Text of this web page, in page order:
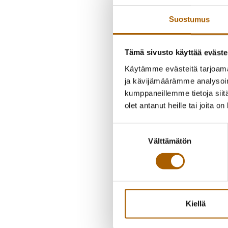
Suostumus
Tämä sivusto käyttää
Käytämme evästeitä
ja kävijämäärämme
kumppaneillemme tietoja
olet antanut heille tai joita
Välttämätön
Kiellä